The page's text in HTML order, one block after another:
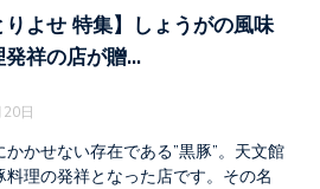
りよせ 特集】しょうがの風味
発祥の店が贈…
日
かせない存在である”黒豚”。天文館
理の発祥となった店です。その名